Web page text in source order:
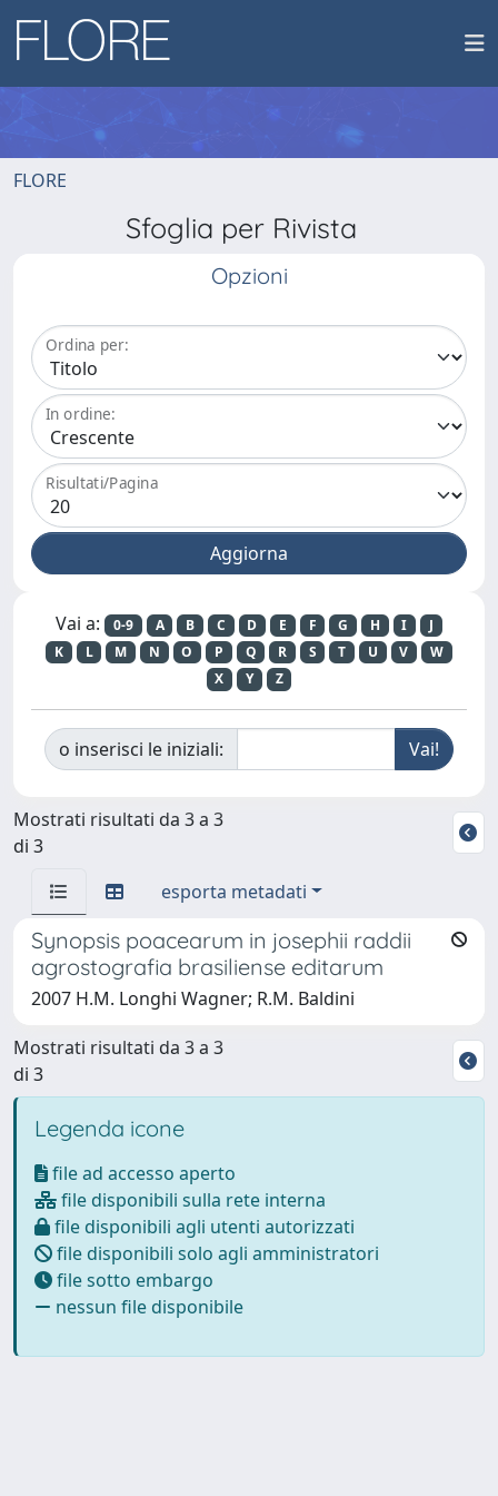
FLORE
Sfoglia per Rivista
Opzioni
Ordina per:
In ordine:
Risultati/Pagina
Vai a: 0-9 A B C D E F G H I
J
K
L M N O P Q R S T U V
W
X
Y Z
o inserisci le iniziali:
Mostrati risultati da 3 a 3
di 3
esporta metadati
Synopsis poacearum in josephii raddii
agrostografia brasiliense editarum
2007 H.M. Longhi Wagner; R.M. Baldini
Mostrati risultati da 3 a 3
di 3
Legenda icone
file ad accesso aperto
file disponibili sulla rete interna
file disponibili agli utenti autorizzati
file disponibili solo agli amministratori
file sotto embargo
nessun file disponibile